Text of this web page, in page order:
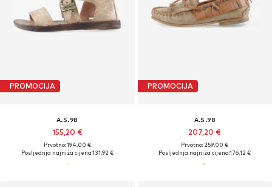
PROMOCIJA
A.S.98
155,20 €
Prvotno: 194,00 €
Posljednja najniža cijena:131,92 €
PROMOCIJA
A.S.98
207,20 €
Prvotno: 259,00 €
Posljednja najniža cijena:176,12 €